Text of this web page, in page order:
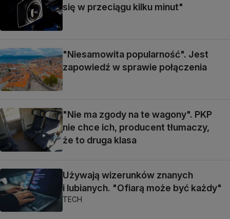
się w przeciągu kilku minut"
"Niesamowita popularność". Jest
zapowiedź w sprawie połączenia
"Nie ma zgody na te wagony". PKP
nie chce ich, producent tłumaczy,
że to druga klasa
Używają wizerunków znanych
i lubianych. "Ofiarą może być każdy"
TECH